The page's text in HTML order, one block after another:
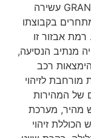
מוצע ברמת אבזור GRAND CHIC RIVOLI עשירה
בקבוצתו
אבזור זו
הנסיעה,
רכב
לזיהוי
המהירות
מערכת
עד 140 קמ"ש הכוללת זיהוי